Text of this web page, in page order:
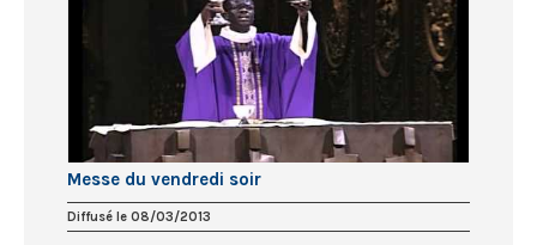
Messe du vendredi soir
Diffusé le 08/03/2013